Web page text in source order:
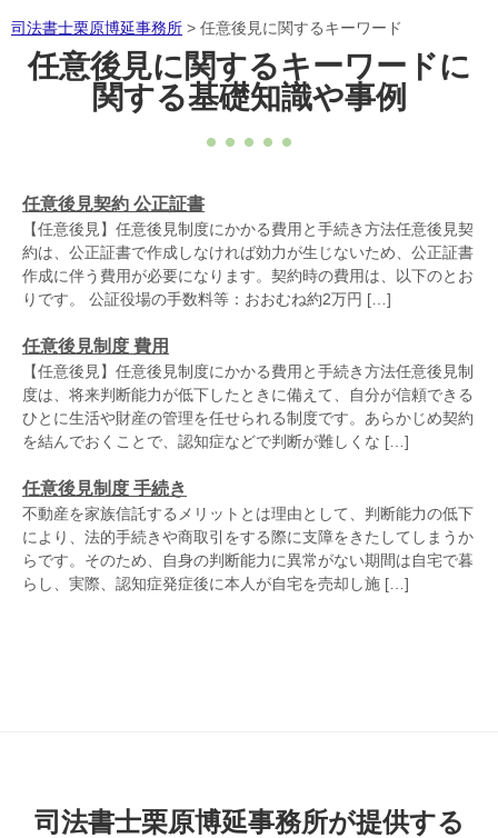
司法書士栗原博延事務所 > 任意後見に関するキーワード
任意後見に関するキーワードに
関する基礎知識や事例
任意後見契約 公正証書
【任意後見】任意後見制度にかかる費用と手続き方法任意後見契
約は、公正証書で作成しなければ効力が生じないため、公正証書
作成に伴う費用が必要になります。契約時の費用は、以下のとお
りです。 公証役場の手数料等：おおむね約2万円 […]
任意後見制度 費用
【任意後見】任意後見制度にかかる費用と手続き方法任意後見制
度は、将来判断能力が低下したときに備えて、自分が信頼できる
ひとに生活や財産の管理を任せられる制度です。あらかじめ契約
を結んでおくことで、認知症などで判断が難しくな […]
任意後見制度 手続き
不動産を家族信託するメリットとは理由として、判断能力の低下
により、法的手続きや商取引をする際に支障をきたしてしまうか
らです。そのため、自身の判断能力に異常がない期間は自宅で暮
らし、実際、認知症発症後に本人が自宅を売却し施 […]
司法書士栗原博延事務所が提供する